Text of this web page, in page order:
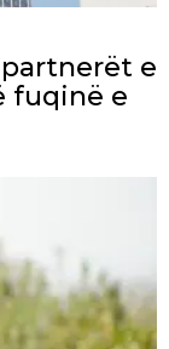
e
fuqinë e